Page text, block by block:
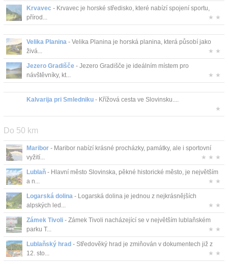
Krvavec - Krvavec je horské středisko, které nabízí spojení sportu,
přírod...
★ ★
Velika Planina - Velika Planina je horská planina, která působí jako
živá...
★ ★
Jezero Gradišče - Jezero Gradišče je ideálním místem pro
návštěvníky, kt...
★ ★
Kalvarija pri Smledniku - Křížová cesta ve Slovinsku....
★
Do 50 km
Maribor - Maribor nabízí krásné procházky, památky, ale i sportovní
vyžití...
★ ★ ★
Lublaň - Hlavní město Slovinska, pěkné historické město, je největším
a n...
★ ★
Logarská dolina - Logarská dolina je jednou z nejkrásnějších
alpských led...
★ ★
Zámek Tivoli - Zámek Tivoli nacházející se v největším lublaňském
parku T...
★ ★
Lublaňský hrad - Středověký hrad je zmiňován v dokumentech již z
12. sto...
★ ★